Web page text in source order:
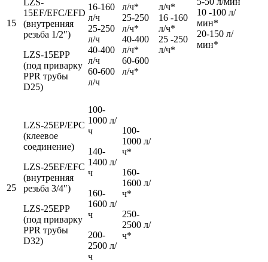
15
15EF/EFC/EFD
(внутренняя
резьба 1/2″)
LZS-15EРP
(под приварку
PPR трубы
D25)
16-160
л/ч
25-250
л/ч
40-400
л/ч
60-600
л/ч
л/ч*
25-250
л/ч*
40-400
л/ч*
60-600
л/ч*
л/ч*
16 -160
л/ч*
25 -250
л/ч*
10 -100 л/
мин*
20-150 л/
мин*
25
LZS-25EР/EPC
(клеевое
соединение)
LZS-25EF/EFC
(внутренняя
резьба 3/4″)
LZS-25EРP
(под приварку
PPR трубы
D32)
100-
1000 л/
ч
140-
1400 л/
ч
160-
1600 л/
ч
200-
2500 л/
ч
100-
1000 л/
ч*
160-
1600 л/
ч*
250-
2500 л/
ч*